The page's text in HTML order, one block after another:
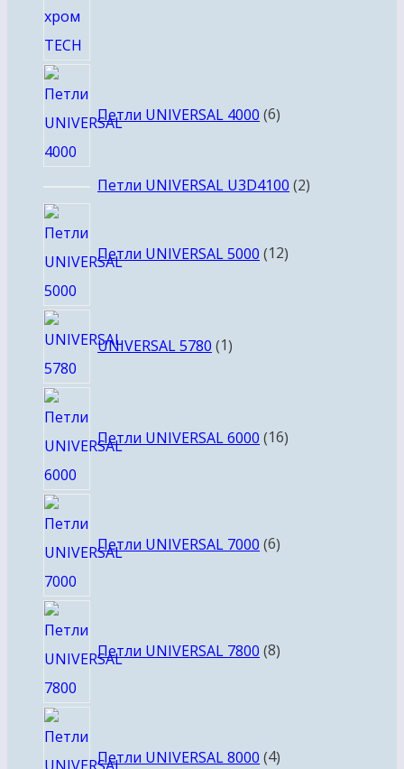
Петли UNIVERSAL 4000 6товаров
Петли UNIVERSAL U3D4100 22
Петли UNIVERSAL 5000 12товаров
UNIVERSAL 5780 1товар
Петли UNIVERSAL 6000 16товаров
Петли UNIVERSAL 7000 6товаров
Петли UNIVERSAL 7800 8товаров
Петли UNIVERSAL 8000 4товара